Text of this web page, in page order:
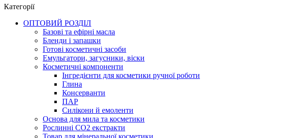
Категорії
ОПТОВИЙ РОЗДІЛ
Базові та ефірні масла
Бленди і запашки
Готові косметичні засоби
Емульгатори, загусники, віски
Косметичні компоненти
Інгредієнти для косметики ручної роботи
Глина
Консерванти
ПАР
Силікони й емоленти
Основа для мила та косметики
Рослинні СО2 екстракти
Товар для мінеральної косметики